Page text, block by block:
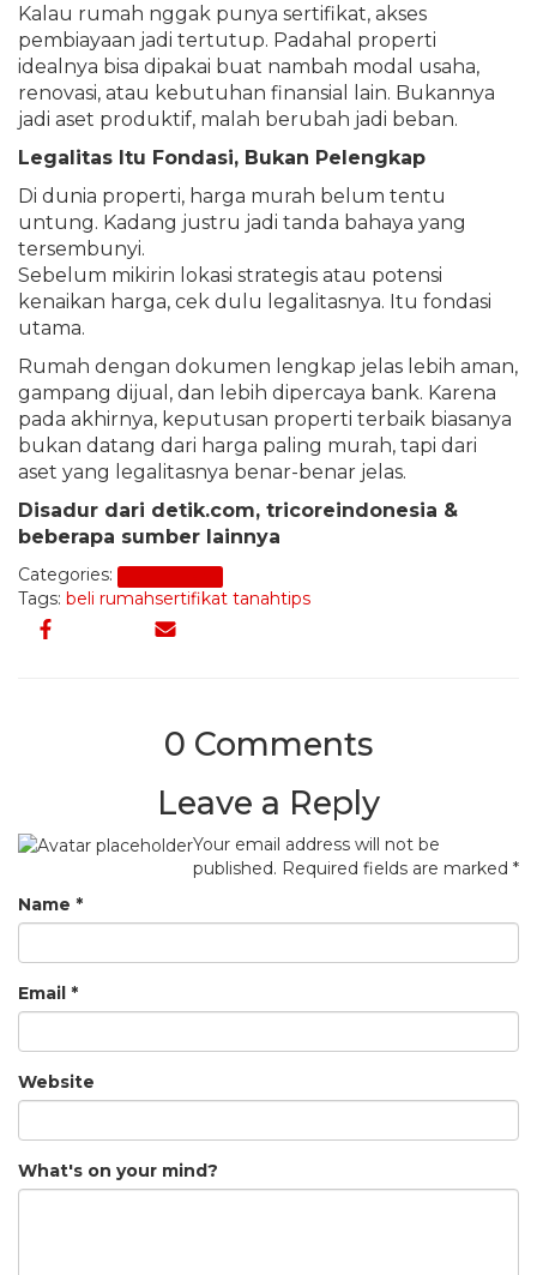
Kalau rumah nggak punya sertifikat, akses
pembiayaan jadi tertutup. Padahal properti
idealnya bisa dipakai buat nambah modal usaha,
renovasi, atau kebutuhan finansial lain. Bukannya
jadi aset produktif, malah berubah jadi beban.
Legalitas Itu Fondasi, Bukan Pelengkap
Di dunia properti, harga murah belum tentu
untung. Kadang justru jadi tanda bahaya yang
tersembunyi.
Sebelum mikirin lokasi strategis atau potensi
kenaikan harga, cek dulu legalitasnya. Itu fondasi
utama.
Rumah dengan dokumen lengkap jelas lebih aman,
gampang dijual, dan lebih dipercaya bank. Karena
pada akhirnya, keputusan properti terbaik biasanya
bukan datang dari harga paling murah, tapi dari
aset yang legalitasnya benar-benar jelas.
Disadur dari detik.com, tricoreindonesia &
beberapa sumber lainnya
Categories:
Tags: beli rumahsertifikat tanahtips
0 Comments
Leave a Reply
Your email address will not be
published. Required fields are marked *
Name *
Email *
Website
What's on your mind?